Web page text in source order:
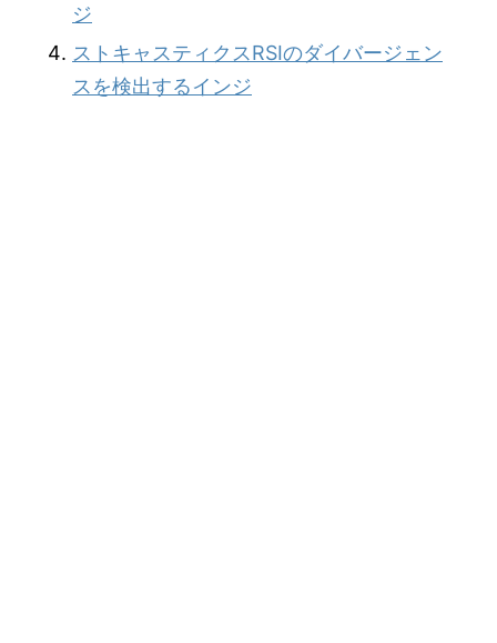
ジ
ストキャスティクスRSIのダイバージェン
スを検出するインジ